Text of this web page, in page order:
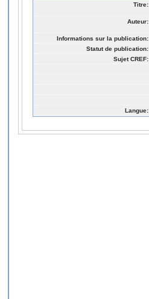
Titre:
Auteur:
Informations sur la publication:
Statut de publication:
Sujet CREF:
Langue: